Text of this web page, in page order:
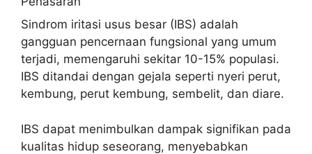
Sindrom iritasi usus besar (IBS) adalah
gangguan pencernaan fungsional yang umum
terjadi, memengaruhi sekitar 10-15% populasi.
IBS ditandai dengan gejala seperti nyeri perut,
kembung, perut kembung, sembelit, dan diare.
IBS dapat menimbulkan dampak signifikan pada
kualitas hidup seseorang, menyebabkan